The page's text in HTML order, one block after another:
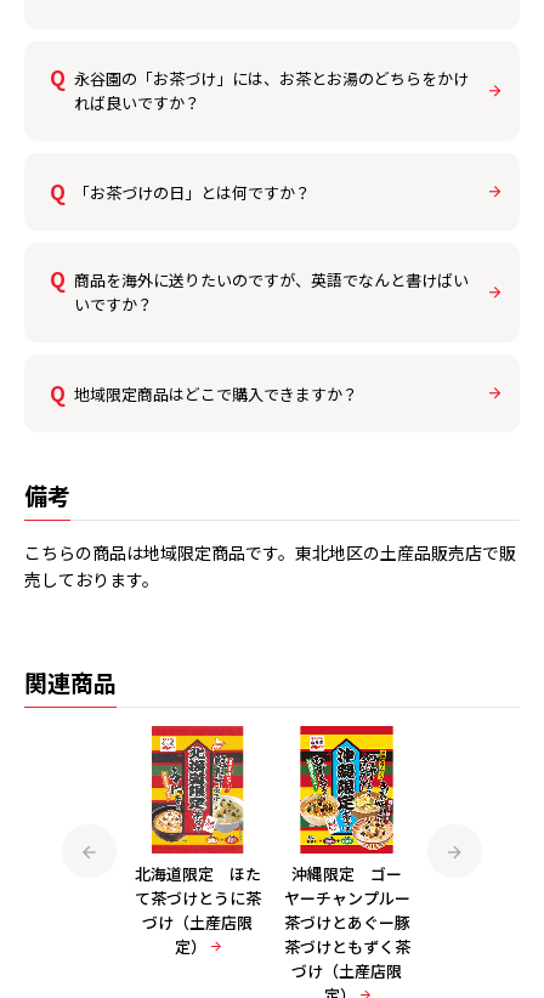
永谷園の「お茶づけ」には、お茶とお湯のどちらをかけ
れば良いですか？
「お茶づけの日」とは何ですか？
商品を海外に送りたいのですが、英語でなんと書けばい
いですか？
地域限定商品はどこで購入できますか？
備考
こちらの商品は地域限定商品です。東北地区の土産品販売店で販
売しております。
関連商品
北海道限定 ほた
て茶づけとうに茶
づけ（土産店限
定）
沖縄限定 ゴー
ヤーチャンプルー
茶づけとあぐー豚
茶づけともずく茶
づけ（土産店限